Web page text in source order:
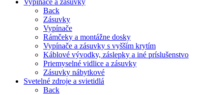
Back
Zásuvky
Vypínače
Rámčeky a montážne dosky
Vypínače a zásuvky s vyšším krytím
Káblové vývodky, záslepky a iné príslušenstvo
Priemyselné vidlice a zásuvky
Zásuvky nábytkové
Svetelné zdroje a svietidlá
Back